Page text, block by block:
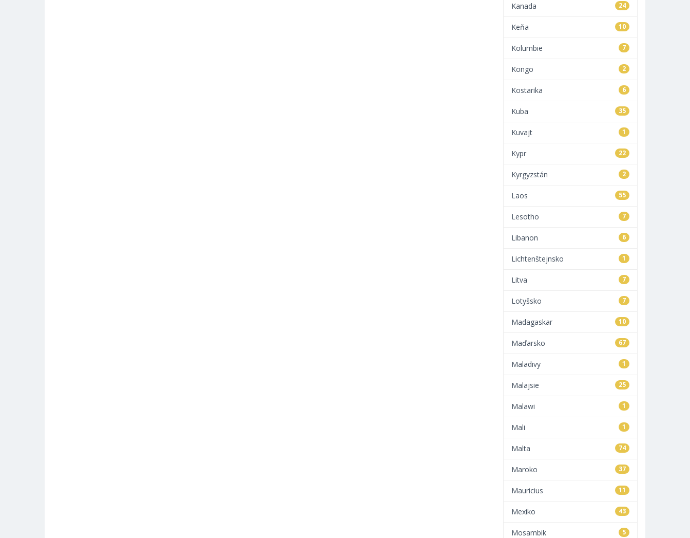
24
Kanada
10
Keňa
7
Kolumbie
2
Kongo
6
Kostarika
35
Kuba
1
Kuvajt
22
Kypr
2
Kyrgyzstán
55
Laos
7
Lesotho
6
Libanon
1
Lichtenštejnsko
7
Litva
7
Lotyšsko
10
Madagaskar
67
Maďarsko
1
Maladivy
25
Malajsie
1
Malawi
1
Mali
74
Malta
37
Maroko
11
Mauricius
43
Mexiko
5
Mosambik